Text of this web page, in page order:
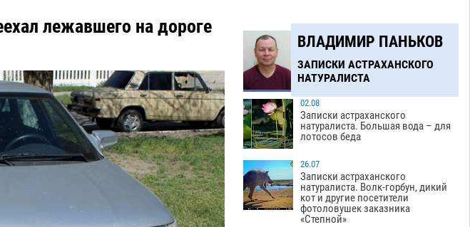
лежавшего на дороге
ВЛАДИМИР ПАНЬКОВ
ЗАПИСКИ АСТРАХАНСКОГО
НАТУРАЛИСТА
02.08
Записки астраханского
натуралиста. Большая вода – для
лотосов беда
26.07
Записки астраханского
натуралиста. Волк-горбун, дикий
кот и другие посетители
фотоловушек заказника
«Степной»